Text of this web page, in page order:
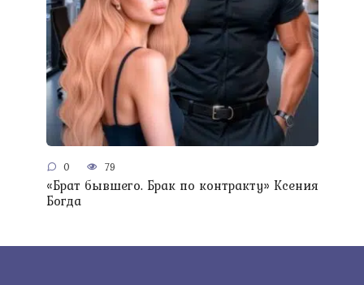
0 79
«Брат бывшего. Брак по контракту» Ксения
Богда